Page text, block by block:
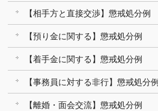
【相手方と直接交渉】懲戒処分例
【預り金に関する】懲戒処分例
【着手金に関する】懲戒処分例
【事務員に対する非行】懲戒処分例
【離婚・面会交流】懲戒処分例